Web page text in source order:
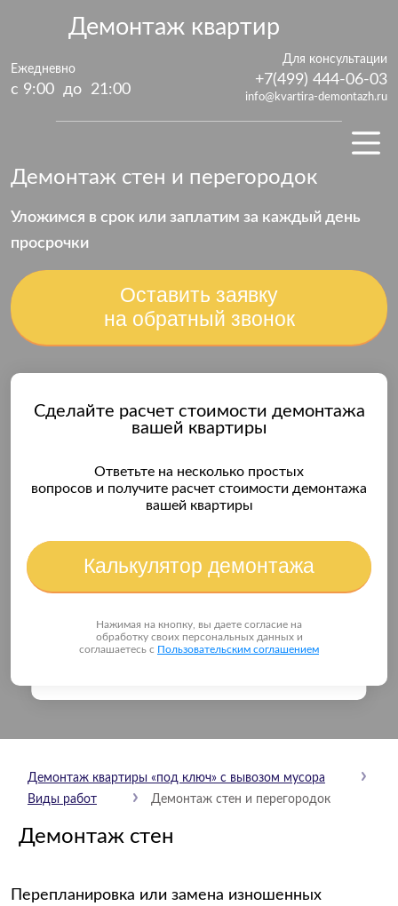
Демонтаж квартир
Ежедневно
с 9:00 до 21:00
Для консультации
+7(499) 444-06-03
info@kvartira-demontazh.ru
Демонтаж стен и перегородок
Уложимся в срок или заплатим за каждый день
просрочки
Оставить заявку
на обратный звонок
Сделайте расчет стоимости демонтажа
вашей квартиры
Ответьте на несколько простых
вопросов и получите расчет стоимости демонтажа
вашей квартиры
Калькулятор демонтажа
Нажимая на кнопку, вы даете согласие на
обработку своих персональных данных и
соглашаетесь с Пользовательским соглашением
Демонтаж квартиры «под ключ» с вывозом мусора
Виды работ
Демонтаж стен и перегородок
Демонтаж стен
Перепланировка или замена изношенных